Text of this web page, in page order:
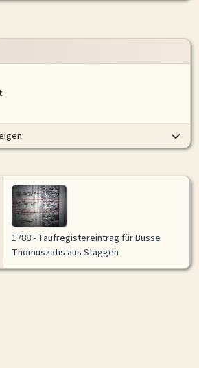
1788 - Taufregistereintrag für Busse
Thomuszatis aus Staggen